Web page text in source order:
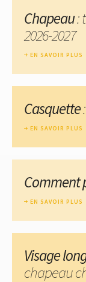
Chapeau:
2026-2027
EN SAVOIR PLUS
Casquette
EN SAVOIR PLUS
Comment
EN SAVOIR PLUS
Visage
chapeau